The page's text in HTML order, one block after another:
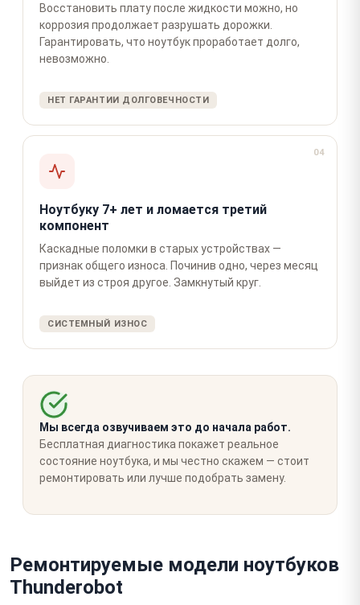
Восстановить плату после жидкости можно, но
коррозия продолжает разрушать дорожки.
Гарантировать, что ноутбук проработает долго,
невозможно.
НЕТ ГАРАНТИИ ДОЛГОВЕЧНОСТИ
04
Ноутбуку 7+ лет и ломается третий
компонент
Каскадные поломки в старых устройствах —
признак общего износа. Починив одно, через месяц
выйдет из строя другое. Замкнутый круг.
СИСТЕМНЫЙ ИЗНОС
Мы всегда озвучиваем это до начала работ.
Бесплатная диагностика покажет реальное
состояние ноутбука, и мы честно скажем — стоит
ремонтировать или лучше подобрать замену.
Ремонтируемые модели ноутбуков
Thunderobot